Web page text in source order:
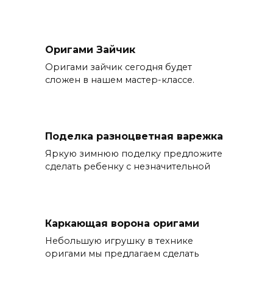
Оригами Зайчик
Оригами зайчик сегодня будет
сложен в нашем мастер-классе.
Поделка разноцветная варежка
Яркую зимнюю поделку предложите
сделать ребенку с незначительной
Каркающая ворона оригами
Небольшую игрушку в технике
оригами мы предлагаем сделать